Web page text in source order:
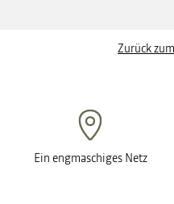
Zurück
Ein engmaschiges Netz